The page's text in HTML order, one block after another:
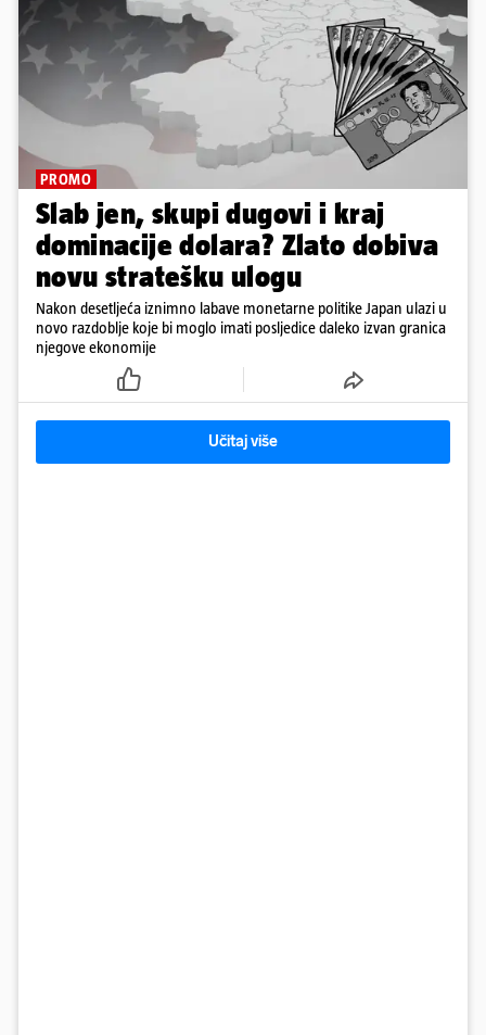
PROMO
Slab jen, skupi dugovi i kraj
dominacije dolara? Zlato dobiva
novu stratešku ulogu
Nakon desetljeća iznimno labave monetarne politike Japan ulazi u
novo razdoblje koje bi moglo imati posljedice daleko izvan granica
njegove ekonomije
Učitaj više